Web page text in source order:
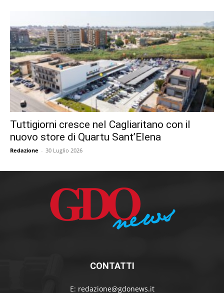
Tuttigiorni cresce nel Cagliaritano con il
nuovo store di Quartu Sant’Elena
Redazione - 30 Luglio 2026
CONTATTI
E: redazione@gdonews.it